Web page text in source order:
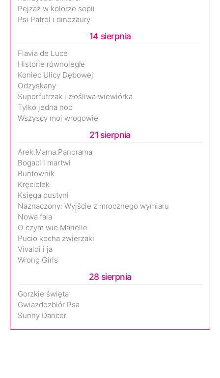
Pejzaż w kolorze sepii
Psi Patrol i dinozaury
14 sierpnia
Flavia de Luce
Historie równoległe
Koniec Ulicy Dębowej
Odzyskany
Superfutrzak i złośliwa wiewiórka
Tylko jedna noc
Wszyscy moi wrogowie
21 sierpnia
Arek.Mama.Panorama
Bogaci i martwi
Buntownik
Kręciołek
Księga pustyni
Naznaczony: Wyjście z mrocznego wymiaru
Nowa fala
O czym wie Marielle
Pucio kocha zwierzaki
Vivaldi i ja
Wrong Girls
28 sierpnia
Gorzkie święta
Gwiazdozbiór Psa
Sunny Dancer